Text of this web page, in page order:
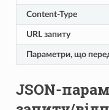
Content-Type
URL запиту
Параметри, що
JSON-